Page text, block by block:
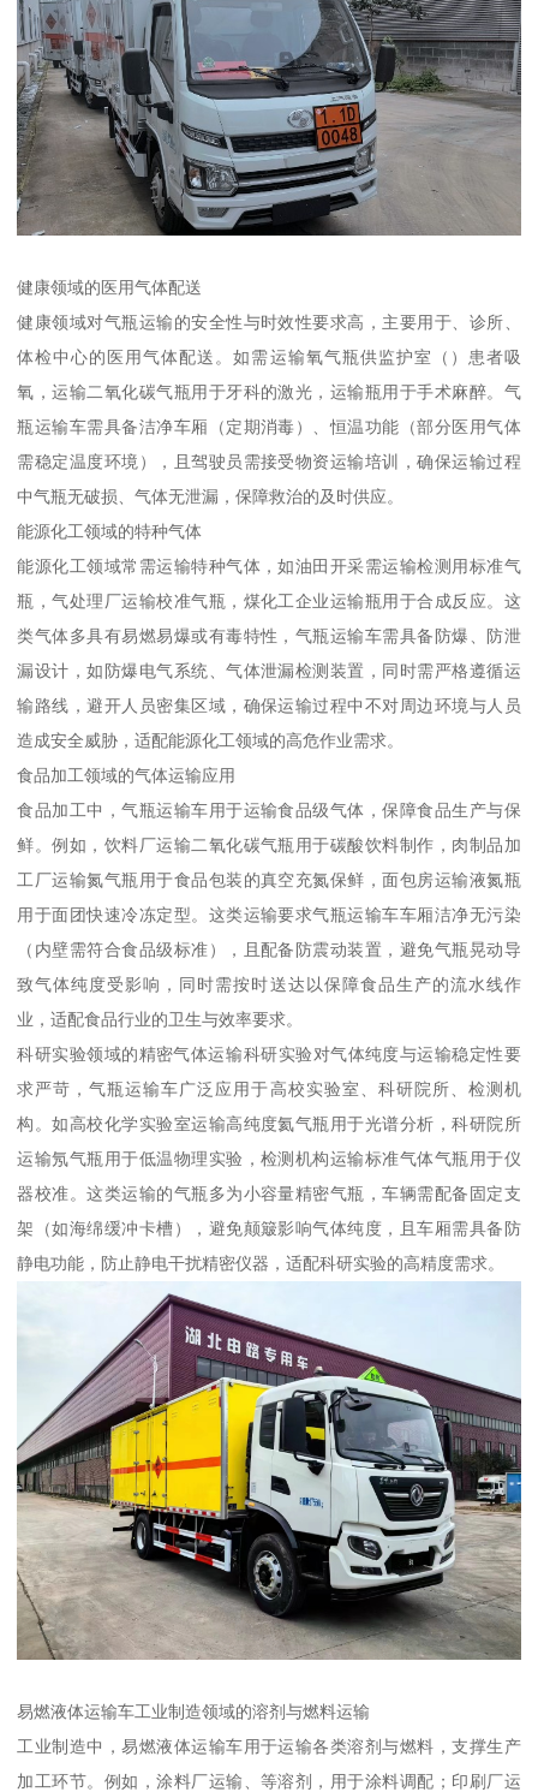
健康领域的医用气体配送​
健康领域对气瓶运输的安全性与时效性要求高，主要用于、诊所、
体检中心的医用气体配送。如需运输氧气瓶供监护室（）患者吸
氧，运输二氧化碳气瓶用于牙科的激光，运输瓶用于手术麻醉。气
瓶运输车需具备洁净车厢（定期消毒）、恒温功能（部分医用气体
需稳定温度环境），且驾驶员需接受物资运输培训，确保运输过程
中气瓶无破损、气体无泄漏，保障救治的及时供应。​
能源化工领域的特种气体​
能源化工领域常需运输特种气体，如油田开采需运输检测用标准气
瓶，气处理厂运输校准气瓶，煤化工企业运输瓶用于合成反应。这
类气体多具有易燃易爆或有毒特性，气瓶运输车需具备防爆、防泄
漏设计，如防爆电气系统、气体泄漏检测装置，同时需严格遵循运
输路线，避开人员密集区域，确保运输过程中不对周边环境与人员
造成安全威胁，适配能源化工领域的高危作业需求。​
食品加工领域的气体运输应用​
食品加工中，气瓶运输车用于运输食品级气体，保障食品生产与保
鲜。例如，饮料厂运输二氧化碳气瓶用于碳酸饮料制作，肉制品加
工厂运输氮气瓶用于食品包装的真空充氮保鲜，面包房运输液氮瓶
用于面团快速冷冻定型。这类运输要求气瓶运输车车厢洁净无污染
（内壁需符合食品级标准），且配备防震动装置，避免气瓶晃动导
致气体纯度受影响，同时需按时送达以保障食品生产的流水线作
业，适配食品行业的卫生与效率要求。​
科研实验领域的精密气体运输​科研实验对气体纯度与运输稳定性要
求严苛，气瓶运输车广泛应用于高校实验室、科研院所、检测机
构。如高校化学实验室运输高纯度氦气瓶用于光谱分析，科研院所
运输氖气瓶用于低温物理实验，检测机构运输标准气体气瓶用于仪
器校准。这类运输的气瓶多为小容量精密气瓶，车辆需配备固定支
架（如海绵缓冲卡槽），避免颠簸影响气体纯度，且车厢需具备防
静电功能，防止静电干扰精密仪器，适配科研实验的高精度需求。​
易燃液体运输车工业制造领域的溶剂与燃料运输​
工业制造中，易燃液体运输车用于运输各类溶剂与燃料，支撑生产
加工环节。例如，涂料厂运输、等溶剂，用于涂料调配；印刷厂运